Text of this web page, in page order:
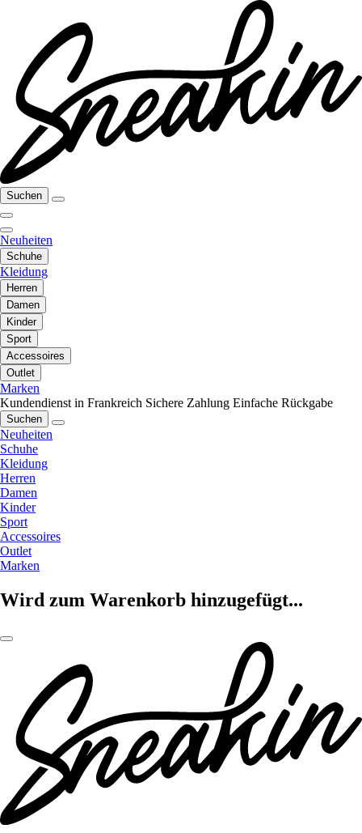
Suchen
Neuheiten
Schuhe
Kleidung
Herren
Damen
Kinder
Sport
Accessoires
Outlet
Marken
Kundendienst in Frankreich Sichere Zahlung Einfache Rückgabe
Suchen
Neuheiten
Schuhe
Kleidung
Herren
Damen
Kinder
Sport
Accessoires
Outlet
Marken
Wird zum Warenkorb hinzugefügt...